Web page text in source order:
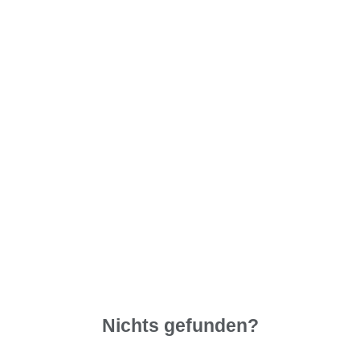
Nichts gefunden?